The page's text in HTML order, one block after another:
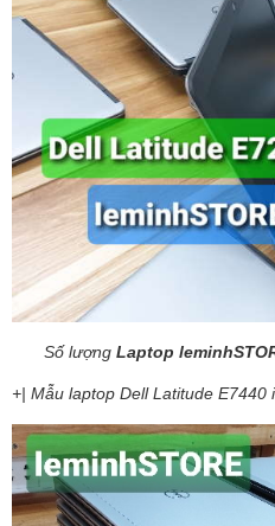
Số lượng Laptop
+| Mẫu laptop Dell Latitude E7440